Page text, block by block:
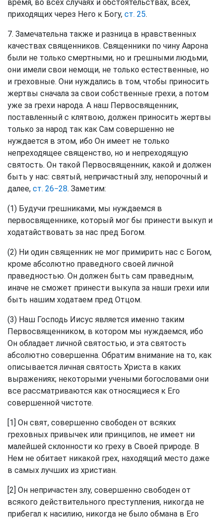
время, во всех случаях и обстоятельствах, всех,
приходящих через Него к Богу, ст. 25.
7. Замечательна также и разница в нравственных
качествах священников. Священники по чину Аарона
были не только смертными, но и грешными людьми,
они имели свои немощи, не только естественные, но
и греховные. Они нуждались в том, чтобы приносить
жертвы сначала за свои собственные грехи, а потом
уже за грехи народа. А наш Первосвященник,
поставленный с клятвою, должен приносить жертвы
только за народ так как Сам совершенно не
нуждается в этом, ибо Он имеет не только
непреходящее священство, но и непреходящую
святость. Он такой Первосвященник, какой и должен
быть у нас: святый, непричастный злу, непорочный и
далее, ст. 26−28. Заметим:
(1) Будучи грешниками, мы нуждаемся в
первосвященнике, который мог бы принести выкуп и
ходатайствовать за нас пред Богом.
(2) Ни один священник не мог примирить нас с Богом,
кроме абсолютно праведного своей личной
праведностью. Он должен быть сам праведным,
иначе не сможет принести выкупа за наши грехи или
быть нашим ходатаем пред Отцом.
(3) Наш Господь Иисус является именно таким
Первосвященником, в котором мы нуждаемся, ибо
Он обладает личной святостью, и эта святость
абсолютно совершенна. Обратим внимание на то, как
описывается личная святость Христа в каких
выражениях; некоторыми учеными богословами они
все рассматриваются как относящиеся к Его
совершенной чистоте.
[1] Он свят, совершенно свободен от всяких
греховных привычек или принципов, не имеет ни
малейшей склонности ко греху в Своей природе. В
Нем не обитает никакой грех, находящий место даже
в самых лучших из христиан.
[2] Он непричастен злу, совершенно свободен от
всякого действительного преступления, никогда не
прибегал к насилию, никогда не было обмана в Его